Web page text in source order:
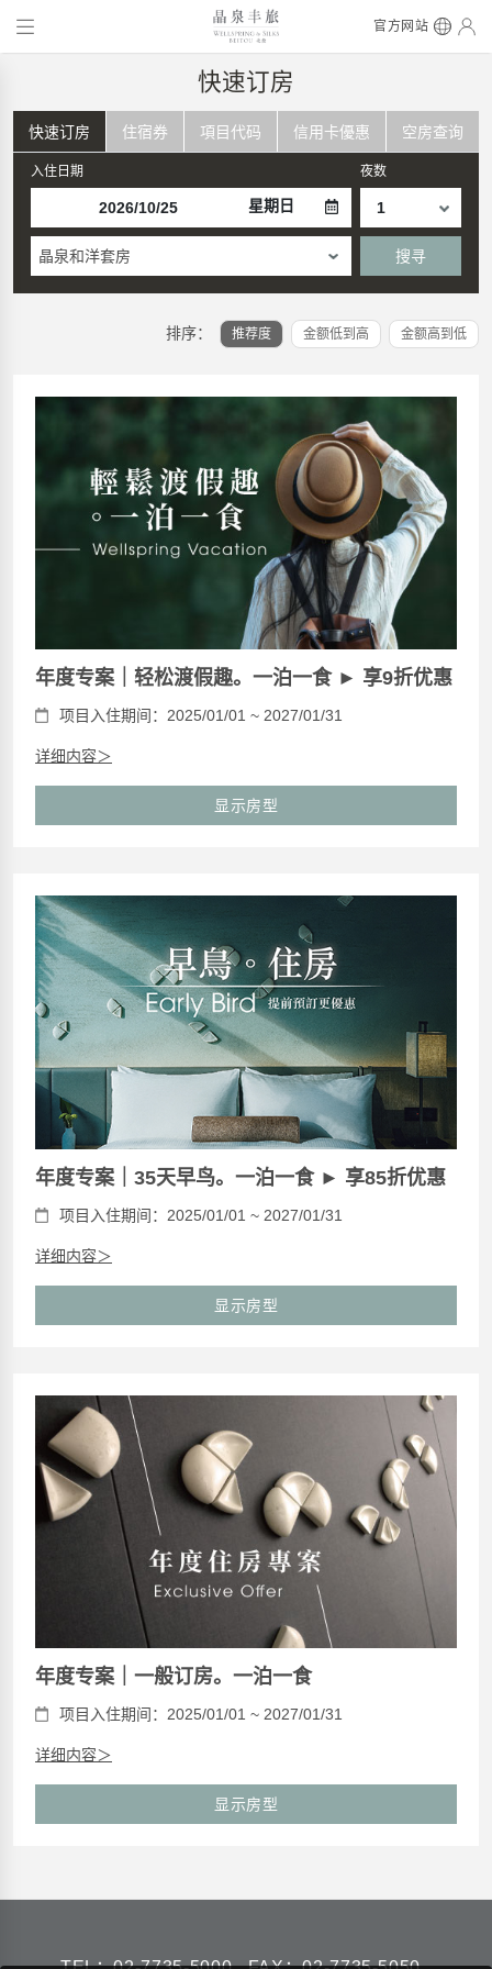
官方网站
快速订房
快速订房 住宿券 項目代码 信用卡優惠 空房查询
入住日期
星期日
夜数
晶泉和洋套房 搜寻
排序： 推荐度 金额低到高 金额高到低
年度专案｜轻松渡假趣。一泊一食 ► 享9折优惠
项目入住期间：2025/01/01 ~ 2027/01/31
详细内容＞
显示房型
年度专案｜35天早鸟。一泊一食 ► 享85折优惠
项目入住期间：2025/01/01 ~ 2027/01/31
详细内容＞
显示房型
年度专案｜一般订房。一泊一食
项目入住期间：2025/01/01 ~ 2027/01/31
详细内容＞
显示房型